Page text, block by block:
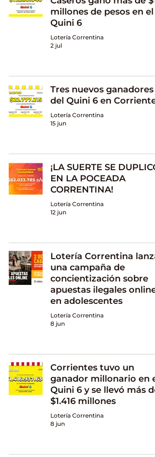
millones de pesos en el
Quini 6
Lotería Correntina
2 jul
Tres nuevos ganadores
del Quini 6 en Corrientes
Lotería Correntina
15 jun
¡LA SUERTE SE DUPLICÓ
EN LA POCEADA
CORRENTINA!
Lotería Correntina
12 jun
Lotería Correntina lanza
una campaña de
concientización sobre
apuestas ilegales online
en adolescentes
Lotería Correntina
8 jun
Corrientes tuvo un
ganador millonario en el
Quini 6 y se llevó más de
$1.416 millones
Lotería Correntina
8 jun